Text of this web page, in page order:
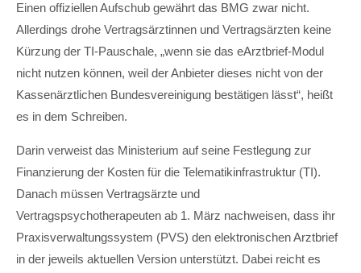
Einen offiziellen Aufschub gewährt das BMG zwar nicht.
Allerdings drohe Vertragsärztinnen und Vertragsärzten keine
Kürzung der TI-Pauschale, „wenn sie das eArztbrief-Modul
nicht nutzen können, weil der Anbieter dieses nicht von der
Kassenärztlichen Bundesvereinigung bestätigen lässt“, heißt
es in dem Schreiben.
Darin verweist das Ministerium auf seine Festlegung zur
Finanzierung der Kosten für die Telematikinfrastruktur (TI).
Danach müssen Vertragsärzte und
Vertragspsychotherapeuten ab 1. März nachweisen, dass ihr
Praxisverwaltungssystem (PVS) den elektronischen Arztbrief
in der jeweils aktuellen Version unterstützt. Dabei reicht es